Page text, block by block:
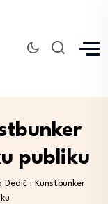
publiku
Dedić i Kunstbunker